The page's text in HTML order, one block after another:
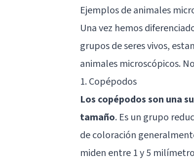
Ejemplos de animales
Una vez hemos
grupos de seres vivos,
animales microscópicos.
1. Copépodos
Los copépodos son una
tamaño. Es un grupo
de coloración
miden entre 1 y 5